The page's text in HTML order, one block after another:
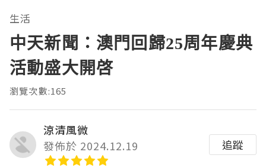
生活
中天新聞：澳門回歸25周年慶典
活動盛大開啓
瀏覽次數:165
涼清風微
發佈於 2024.12.19
追蹤